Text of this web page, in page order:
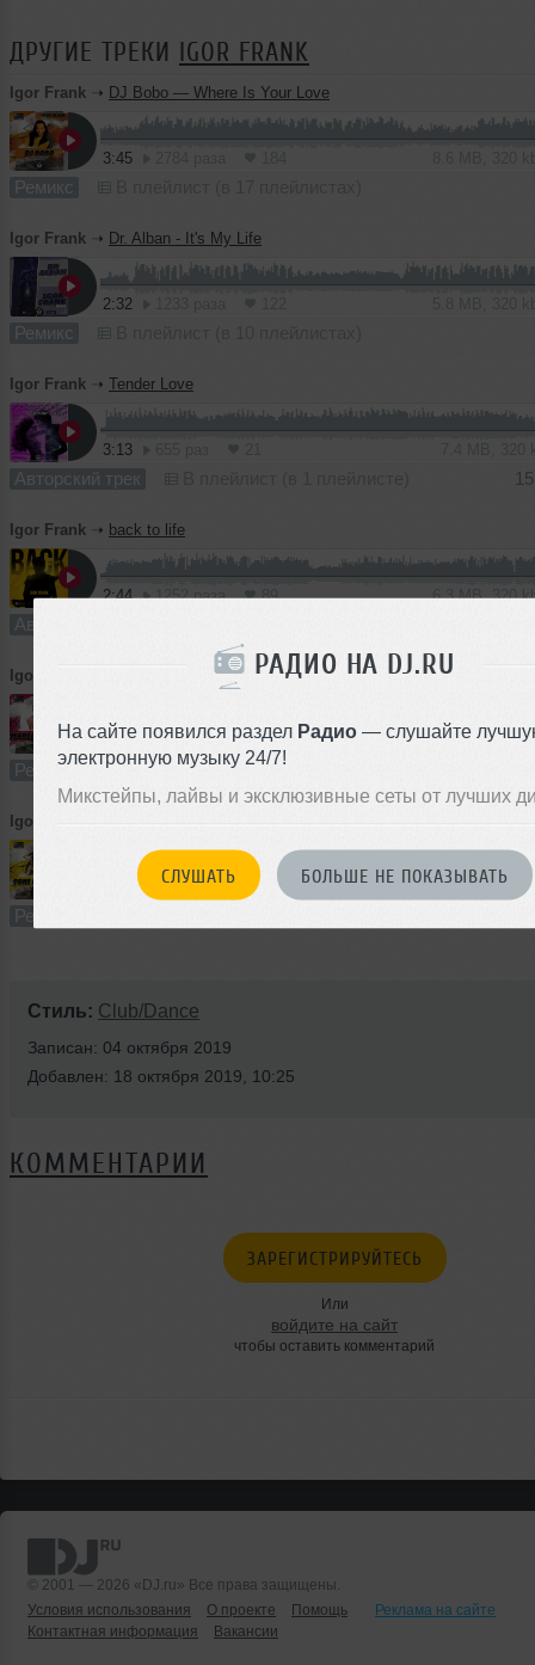
РАДИО НА DJ.RU
На сайте появился раздел Радио — слушайте
электронную музыку 24/7!
Микстейпы, лайвы и эксклюзивные сеты от лучших
СЛУШАТЬ БОЛЬШЕ НЕ ПОКАЗЫВАТЬ
ДРУГИЕ ТРЕКИ IGOR FRANK
Igor Frank ➝ DJ Bobo — Where Is Your Love
3:45
Ремикс
Igor Frank ➝ Dr. Alban - It's My Life
2:32
Ремикс
Igor Frank ➝ Tender Love
3:13
Авторский трек
Igor Frank ➝ back to life
2:44 1252 раза 89 6.3 MB, 320
Авторский трек
Igor Frank Igor Frank - Without You (Mariah Carey Cover)(Radio Edit)
2:58 2332 раза 201 6.8 MB, 320
Ремикс В плейлист (в 5 плейлистах)
Igor Frank
3488 раз 456 9.3 MB, 320
Ремикс
Стиль: Club/Dance
Записан: 04 октября 2019
Добавлен: 18 октября 2019, 10:25
КОММЕНТАРИИ
ЗАРЕГИСТРИРУЙТЕСЬ
Или
войдите на сайт
чтобы оставить комментарий
© 2001 — 2026 «DJ.ru» Все права защищены.
Условия использования
О проекте Помощь
Реклама на сайте
Контактная информация
Вакансии